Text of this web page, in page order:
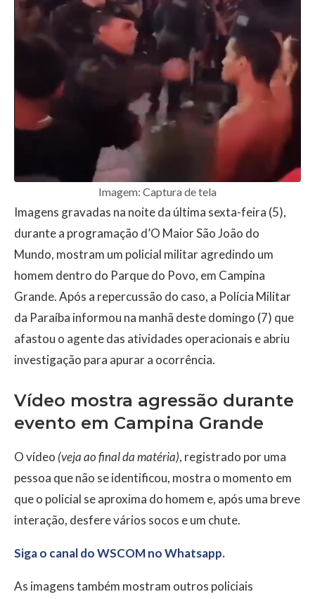
Imagem: Captura de tela
Imagens gravadas na noite da última sexta-feira (5),
durante a programação d’O Maior São João do
Mundo, mostram um policial militar agredindo um
homem dentro do Parque do Povo, em Campina
Grande. Após a repercussão do caso, a Polícia Militar
da Paraíba informou na manhã deste domingo (7) que
afastou o agente das atividades operacionais e abriu
investigação para apurar a ocorrência.
Vídeo mostra agressão durante
evento em Campina Grande
O vídeo (veja ao final da matéria), registrado por uma
pessoa que não se identificou, mostra o momento em
que o policial se aproxima do homem e, após uma breve
interação, desfere vários socos e um chute.
Siga o canal do WSCOM no Whatsapp.
As imagens também mostram outros policiais